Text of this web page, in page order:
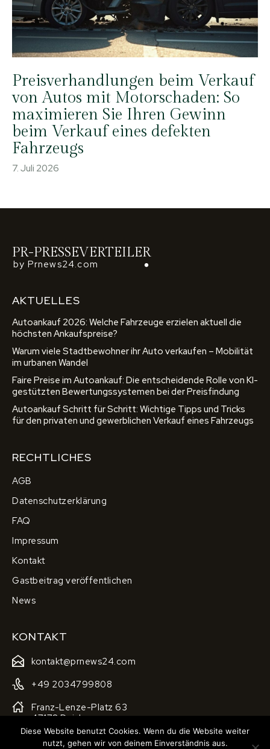
Preisverhandlungen beim Verkauf
von Autos mit Motorschaden: So
maximieren Sie Ihren Gewinn
beim Verkauf eines defekten
Fahrzeugs
7. Juli 2026
PR-PRESSEVERTEILER
by Prnews24.com
AKTUELLES
Autoankauf 2026: Welche Fahrzeuge erzielen aktuell die
höchsten Ankaufspreise?
Warum viele Stadtbewohner ihr Auto verkaufen – Mobilität
im urbanen Wandel
Faire Preise im Autoankauf: Die entscheidende Rolle von KI-
gestützten Bewertungssystemen bei der Preisfindung
Autoankauf Schritt für Schritt: Wichtige Tipps und Tricks
für den privaten und gewerblichen Verkauf eines Fahrzeugs
RECHTLICHES
AGB
Datenschutzerklärung
FAQ
Impressum
Kontakt
Gastbeitrag veröffentlichen
News
KONTAKT
kontakt@prnews24.com
+49 2034799808
Franz-Lenze-Platz 63
47178 Duisburg
Diese Website benutzt Cookies. Wenn du die Website weiter
nutzt, gehen wir von deinem Einverständnis aus.